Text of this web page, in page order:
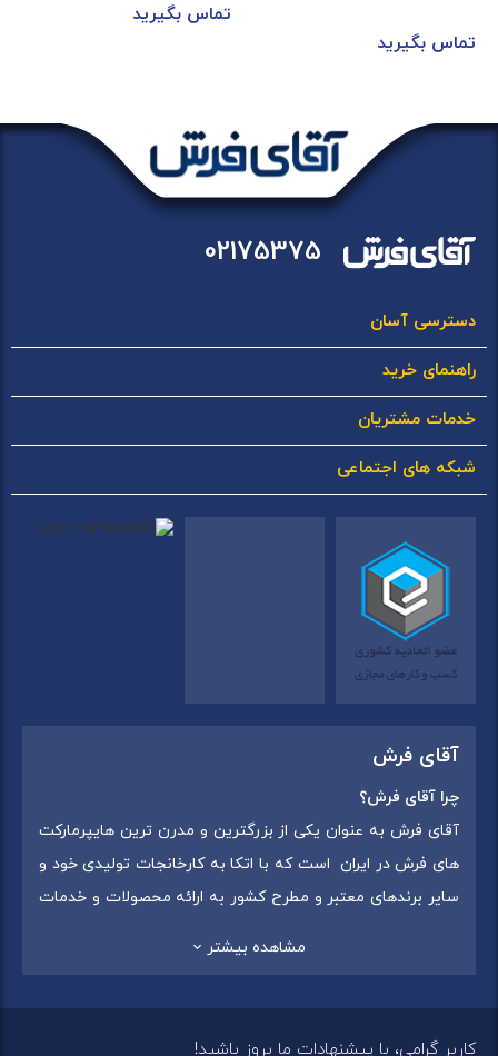
تماس بگیرید
تماس بگیرید
02175375
دسترسی آسان
راهنمای خرید
خدمات مشتریان
شبکه های اجتماعی
آقای فرش
چرا آقای فرش؟
آقای فرش به عنوان یکی از بزرگترین و مدرن ترین هایپرمارکت
های فرش در ایران است که با اتکا به کارخانجات تولیدی خود و
سایر برندهای معتبر و مطرح کشور به ارائه محصولات و خدمات
مشاهده بیشتر
کاربر گرامی، با پیشنهادات ما بروز باشید!